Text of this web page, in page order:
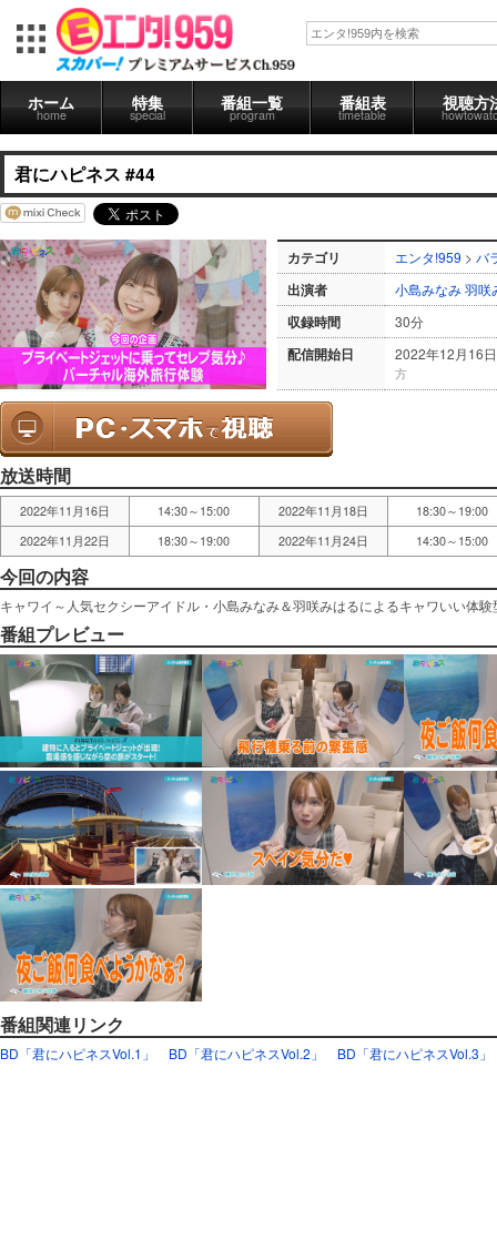
ホーム
home
特集
special
番組一覧
program
番組表
timetable
視聴方
君にハピネス #44
カテゴリ エンタ!959 > バ
出演者 小島みなみ羽咲
収録時間 30分
配信開始日 2022年12月16日
方
放送時間
2022年11月16日 14:30～15:00 2022年11月18日
18:30～19:00
2022年11月22日
18:30～19:00 2022年11月24日 14:30～15:00
今回の内容
キャワイ～人気セクシーアイドル・小島みなみ＆羽咲みはるによるキャワいい体
番組プレビュー
番組関連リンク
BD「君にハピネスVol.1」 BD「君にハピネスVol.2」 BD「君にハピネスVol.3」